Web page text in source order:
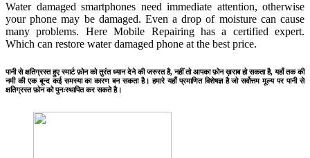
Water damaged smartphones need immediate attention, otherwise
your phone may be damaged. Even a drop of moisture can cause
many problems. Here Mobile Repairing has a certified expert.
Which can restore water damaged phone at the best price.
पानी से क्षतिग्रस्त हुए स्मार्ट फ़ोन को तुरंत ध्यान देने की जरुरत है, नहीं तो आपका फ़ोन ख़राब हो सकता है, यहाँ तक की
नमी की एक बून्द कई समस्या का कारण बन सकता है। हमारे यहाँ प्रमाणित विशेषज्ञ है जो सर्वोत्तम मूल्य पर पानी से
क्षतिग्रस्त फ़ोन को पुनःस्थापित कर सकते है।